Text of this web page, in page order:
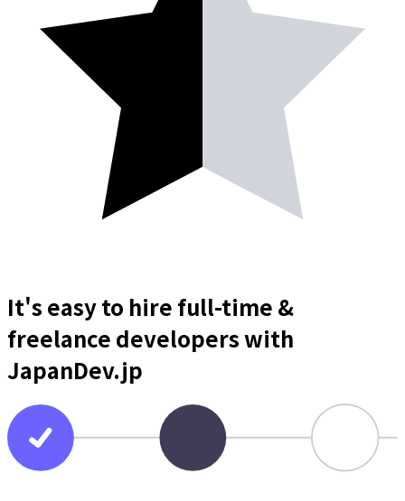
It's easy to hire full-time &
freelance developerswith
JapanDev.jp